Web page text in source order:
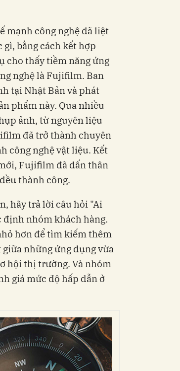
mạnh công nghệ đã liệt
bằng cách kết hợp
cho thấy tiềm năng ứng
nghệ là Fujifilm. Ban
tại Nhật Bản và phát
phẩm này. Qua nhiều
ảnh, từ nguyên liệu
đã trở thành chuyên
công nghệ vật liệu. Kết
Fujifilm đã dấn thân
thành công.
hãy trả lời câu hỏi "Ai
định nhóm khách hàng.
hơn để tìm kiếm thêm
giữa những ứng dụng vừa
hội thị trường. Và nhóm
giá mức độ hấp dẫn ở